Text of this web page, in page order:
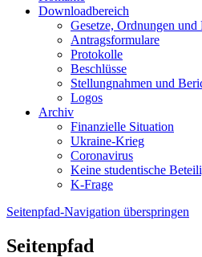
Downloadbereich
Gesetze, Ordnungen
Antragsformulare
Protokolle
Beschlüsse
Stellungnahmen und
Logos
Archiv
Finanzielle Situation
Ukraine-Krieg
Coronavirus
Keine studentische
K-Frage
Seitenpfad-Navigation überspringen
Seitenpfad